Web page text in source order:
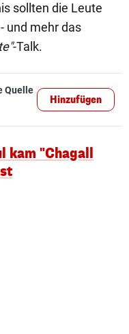
sollten die Leute
und mehr das
-Talk.
Quelle
Hinzufügen
kam "Chagall